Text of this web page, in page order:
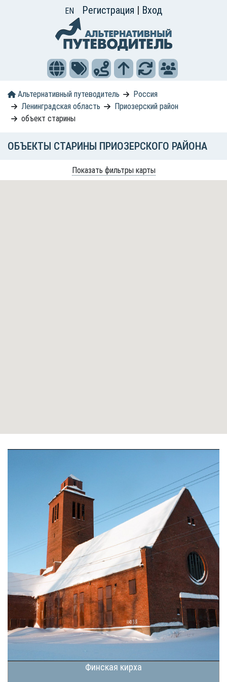
EN Регистрация | Вход
Альтернативный путеводитель
Россия
Ленинградская область
Приозерский район
объект старины
ОБЪЕКТЫ СТАРИНЫ ПРИОЗЕРСКОГО РАЙОНА
Показать фильтры карты
Финская кирха